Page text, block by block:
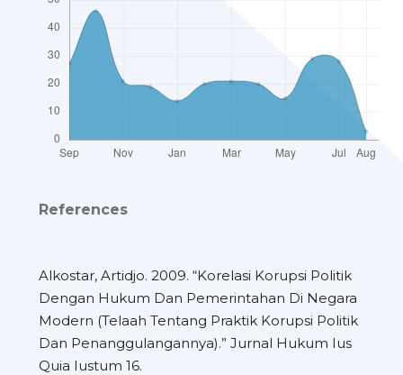
References
Alkostar, Artidjo. 2009. “Korelasi Korupsi Politik
Dengan Hukum Dan Pemerintahan Di Negara
Modern (Telaah Tentang Praktik Korupsi Politik
Dan Penanggulangannya).” Jurnal Hukum Ius
Quia Iustum 16.